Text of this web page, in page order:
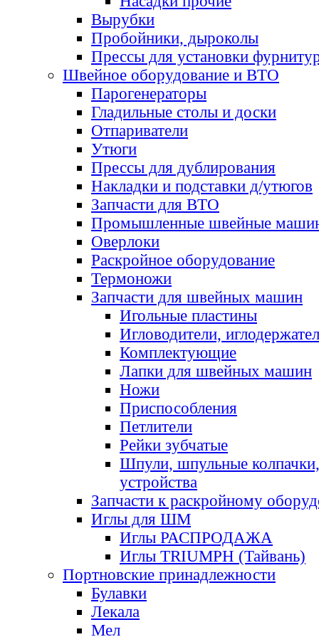
Вырубки
Пробойники, дыроколы
Прессы для установки
Швейное оборудование и ВТО
Парогенераторы
Гладильные столы и доски
Отпариватели
Утюги
Прессы для дублирования
Накладки и подставки д/утюгов
Запчасти для ВТО
Промышленные швейные
Оверлоки
Раскройное оборудование
Термоножи
Запчасти для швейных машин
Игольные пластины
Игловодители,
Комплектующие
Лапки для швейных машин
Ножи
Приспособления
Петлители
Рейки зубчатые
Шпули, шпульные
устройства
Запчасти к раскройному
Иглы для ШМ
Иглы РАСПРОДАЖА
Иглы TRIUMPH (Тайвань)
Портновские принадлежности
Булавки
Лекала
Мел